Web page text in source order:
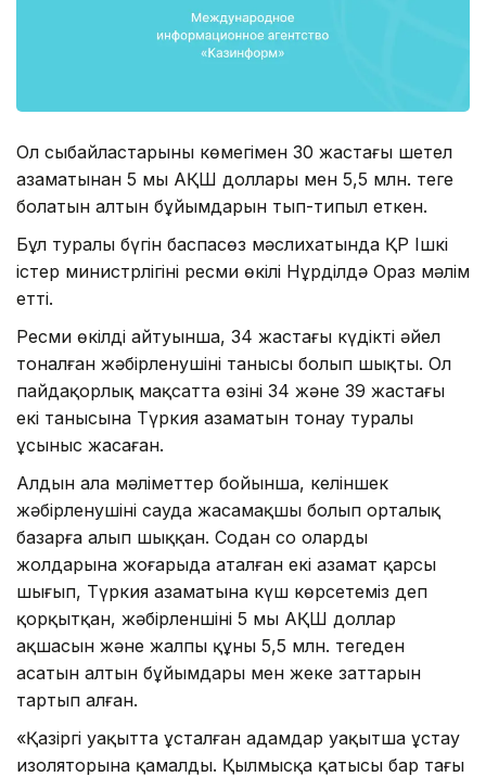
Ол сыбайластарының көмегімен 30 жастағы шетел
азаматынан 5 мың АҚШ доллары мен 5,5 млн. теңге
болатын алтын бұйымдарын тып-типыл еткен.
Бұл туралы бүгін баспасөз мәслихатында ҚР Ішкі
істер министрлігінің ресми өкілі Нұрділдә Ораз мәлім
етті.
Ресми өкілдің айтуынша, 34 жастағы күдікті әйел
тоналған жәбірленушінің танысы болып шықты. Ол
пайдақорлық мақсатта өзінің 34 және 39 жастағы
екі танысына Түркия азаматын тонау туралы
ұсыныс жасаған.
Алдын ала мәліметтер бойынша, келіншек
жәбірленушіні сауда жасамақшы болып орталық
базарға алып шыққан. Содан соң олардың
жолдарына жоғарыда аталған екі азамат қарсы
шығып, Түркия азаматына күш көрсетеміз деп
қорқытқан, жәбірленшінің 5 мың АҚШ доллар
ақшасын және жалпы құны 5,5 млн. теңгеден
асатын алтын бұйымдары мен жеке заттарын
тартып алған.
«Қазіргі уақытта ұсталған адамдар уақытша ұстау
изоляторына қамалды. Қылмысқа қатысы бар тағы